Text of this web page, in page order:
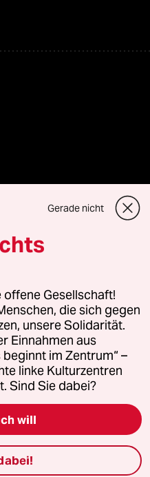
GmbH
Fragen oder für Genehmigungen
Kommune-Richtlinien
Impressum AGB
(Ads)
Gerade nicht
Gesellschaft!
die sich gegen
unsere Solidarität.
Einnahmen aus
im Zentrum“ –
linke Kulturzentren
Sind Sie dabei?
will